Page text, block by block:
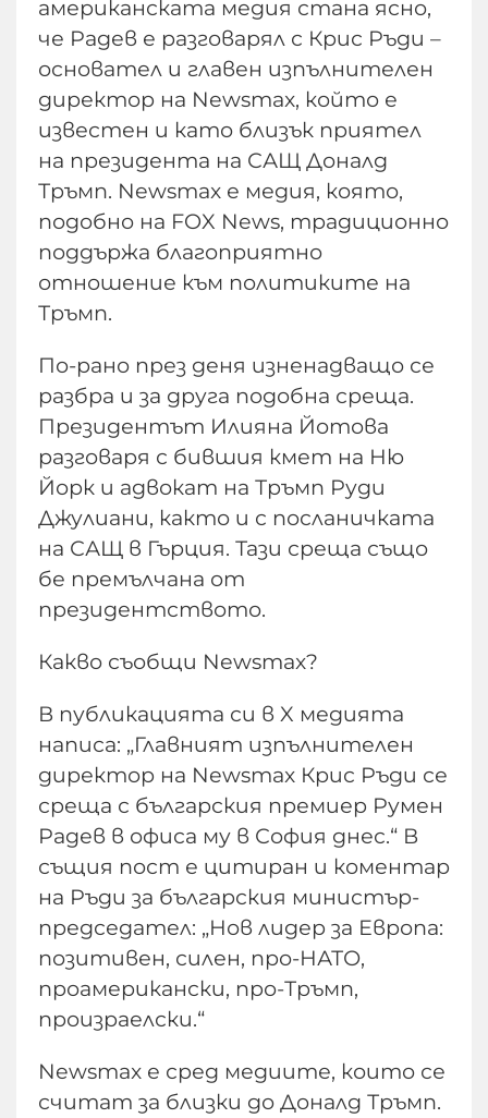
американската медия стана ясно,
че Радев е разговарял с Крис Ръди –
основател и главен изпълнителен
директор на Newsmax, който е
известен и като близък приятел
на президента на САЩ Доналд
Тръмп. Newsmax е медия, която,
подобно на FOX News, традиционно
поддържа благоприятно
отношение към политиките на
Тръмп.
По-рано през деня изненадващо се
разбра и за друга подобна среща.
Президентът Илияна Йотова
разговаря с бившия кмет на Ню
Йорк и адвокат на Тръмп Руди
Джулиани, както и с посланичката
на САЩ в Гърция. Тази среща също
бе премълчана от
президентството.
Какво съобщи Newsmax?
В публикацията си в X медията
написа: „Главният изпълнителен
директор на Newsmax Крис Ръди се
среща с българския премиер Румен
Радев в офиса му в София днес.“ В
същия пост е цитиран и коментар
на Ръди за българския министър-
председател: „Нов лидер за Европа:
позитивен, силен, про-НАТО,
проамерикански, про-Тръмп,
произраелски.“
Newsmax е сред медиите, които се
считат за близки до Доналд Тръмп.